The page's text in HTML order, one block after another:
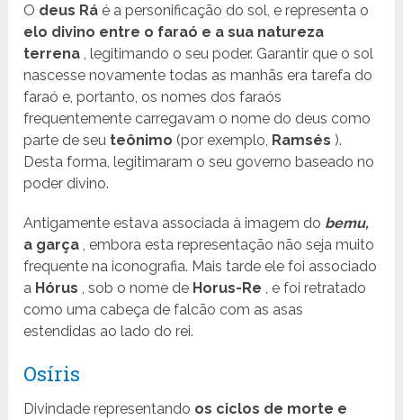
O deus Rá é a personificação do sol, e representa o
elo divino entre o faraó e a sua natureza
terrena , legitimando o seu poder. Garantir que o sol
nascesse novamente todas as manhãs era tarefa do
faraó e, portanto, os nomes dos faraós
frequentemente carregavam o nome do deus como
parte de seu teônimo (por exemplo, Ramsés ).
Desta forma, legitimaram o seu governo baseado no
poder divino.
Antigamente estava associada à imagem do bemu,
a garça , embora esta representação não seja muito
frequente na iconografia. Mais tarde ele foi associado
a Hórus , sob o nome de Horus-Re , e foi retratado
como uma cabeça de falcão com as asas
estendidas ao lado do rei.
Osíris
Divindade representando os ciclos de morte e